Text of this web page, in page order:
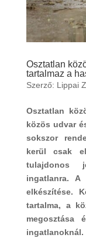
Osztatlan
tartalmaz a
Szerző: Lippai
Osztatlan
közös udvar
sokszor
kerül csak
tulajdonos
ingatlanra. A
elkészítése.
tartalma, a
megosztása
ingatlanoknál.